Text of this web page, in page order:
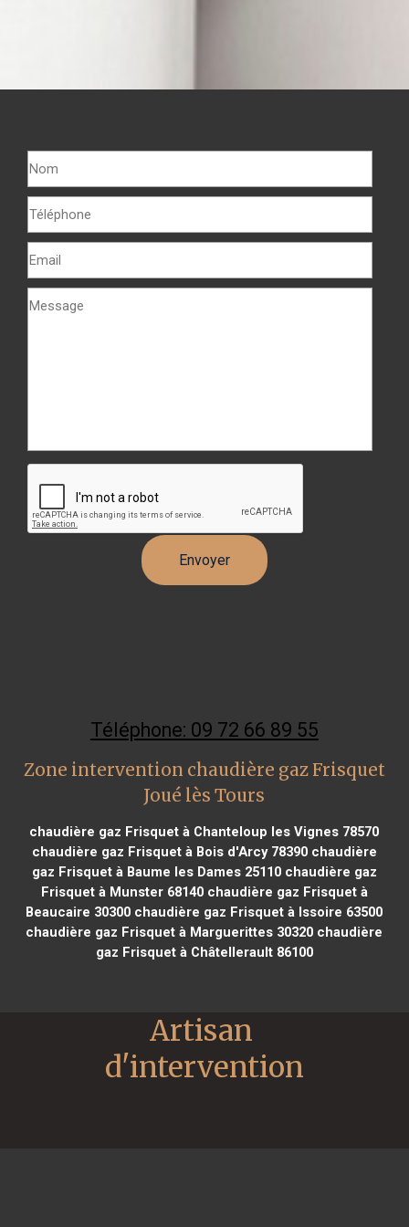
Téléphone: 09 72 66 89 55
Zone intervention chaudière gaz Frisquet
Joué lès Tours
chaudière gaz Frisquet à Chanteloup les Vignes 78570
chaudière gaz Frisquet à Bois d'Arcy 78390chaudière
gaz Frisquet à Baume les Dames 25110chaudière gaz
Frisquet à Munster 68140chaudière gaz Frisquet à
Beaucaire 30300 chaudière gaz Frisquet à Issoire 63500
chaudière gaz Frisquet à Marguerittes 30320 chaudière
gaz Frisquet à Châtellerault 86100
Artisan
d'intervention